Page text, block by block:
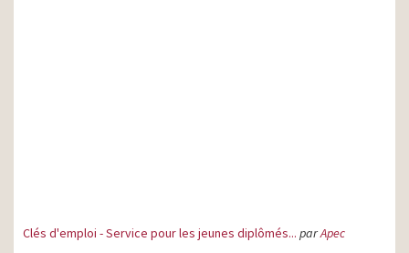
Clés d'emploi - Service pour les jeunes diplômés... parApec